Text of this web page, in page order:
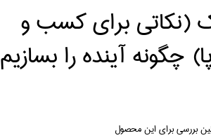
(نكاتي براي كسب و
چگونه آينده را بسازيم
بررسی برای این محصول